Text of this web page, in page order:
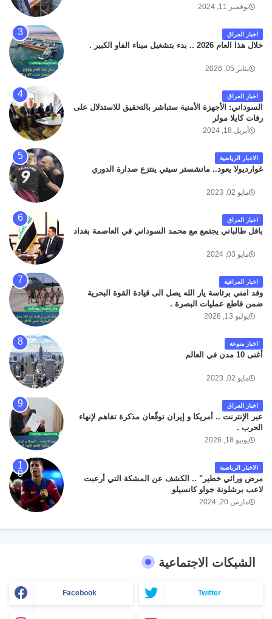
داخل مطار البصرة الدولي اليوم الاثنين على الطريق
كان سبب الحادث يعود لتصادم عجلته مع عجلة نوع كيا بنكو
تابعة لشركة الهلال الماسكة لإعمار مطار البصرة الدولي .
سائلين الله عز وجل ان يتغمد الفقيد بواسع رحمته ، و انا
نوفمبر 11, 2024
اخبار العراق
خلال هذا العام 2026 .. بدء بتشغيل ميناء الفاو الكبير .
يناير 05, 2026
اخبار العراق
السوداني: الأجهزة الأمنية ستباشر بالتحقيق للاستدلال على
رفات كايلا مولر
أبريل 18, 2024
الاخبار الرياضية
غوارديولا يعود.. مانشستر سيتي ينتزع صدارة الدوري
مايو 02, 2023
اخبار العراق
بافل طالباني يجتمع مع محمد السوداني في العاصمة بغداد
مايو 03, 2024
اخبار العراقية
وفد امني برئاسة يار الله يصل الى قيادة القوة البحرية
ضمن قاطع عمليات البصرة .
يوليو 13, 2026
اخبار منوعة
أغنى 10 مدن في العالم
مايو 02, 2023
اخبار العراق
عبر الإنترنت .. أمريكا و إيران توقّعان مذكرة تفاهم لإنهاء
الحرب .
يونيو 18, 2026
الاخبار الرياضية
مرض وراثي خطير" .. الكشف عن المشكة التي أرعبت
لاعب برشلونة جواو كانسيلو
مارس 20, 2024
الشبكات الاجتماعية
Facebook Twitter